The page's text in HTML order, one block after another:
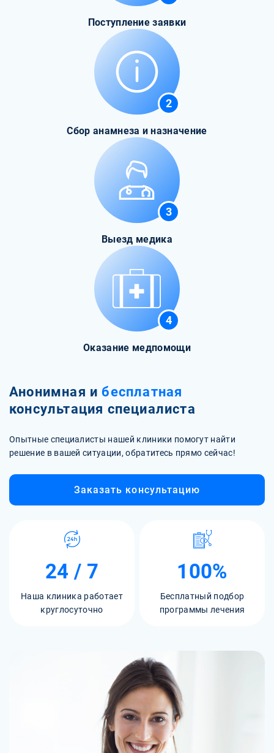
Поступление заявки
2
Сбор анамнеза и назначение
3
Выезд медика
4
Оказание медпомощи
Анонимная и бесплатная
консультация специалиста
Опытные специалисты нашей клиники помогут найти
решение в вашей ситуации, обратитесь прямо сейчас!
Заказать консультацию
24 / 7
Наша клиника работает
круглосуточно
100%
Бесплатный подбор
программы лечения